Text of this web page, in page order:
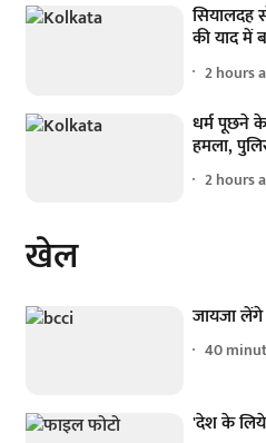
सियालदह
की याद में
2 hours
धर्म पूछने
हमला,
2 hours
खेल
जायजा
40
'देश के